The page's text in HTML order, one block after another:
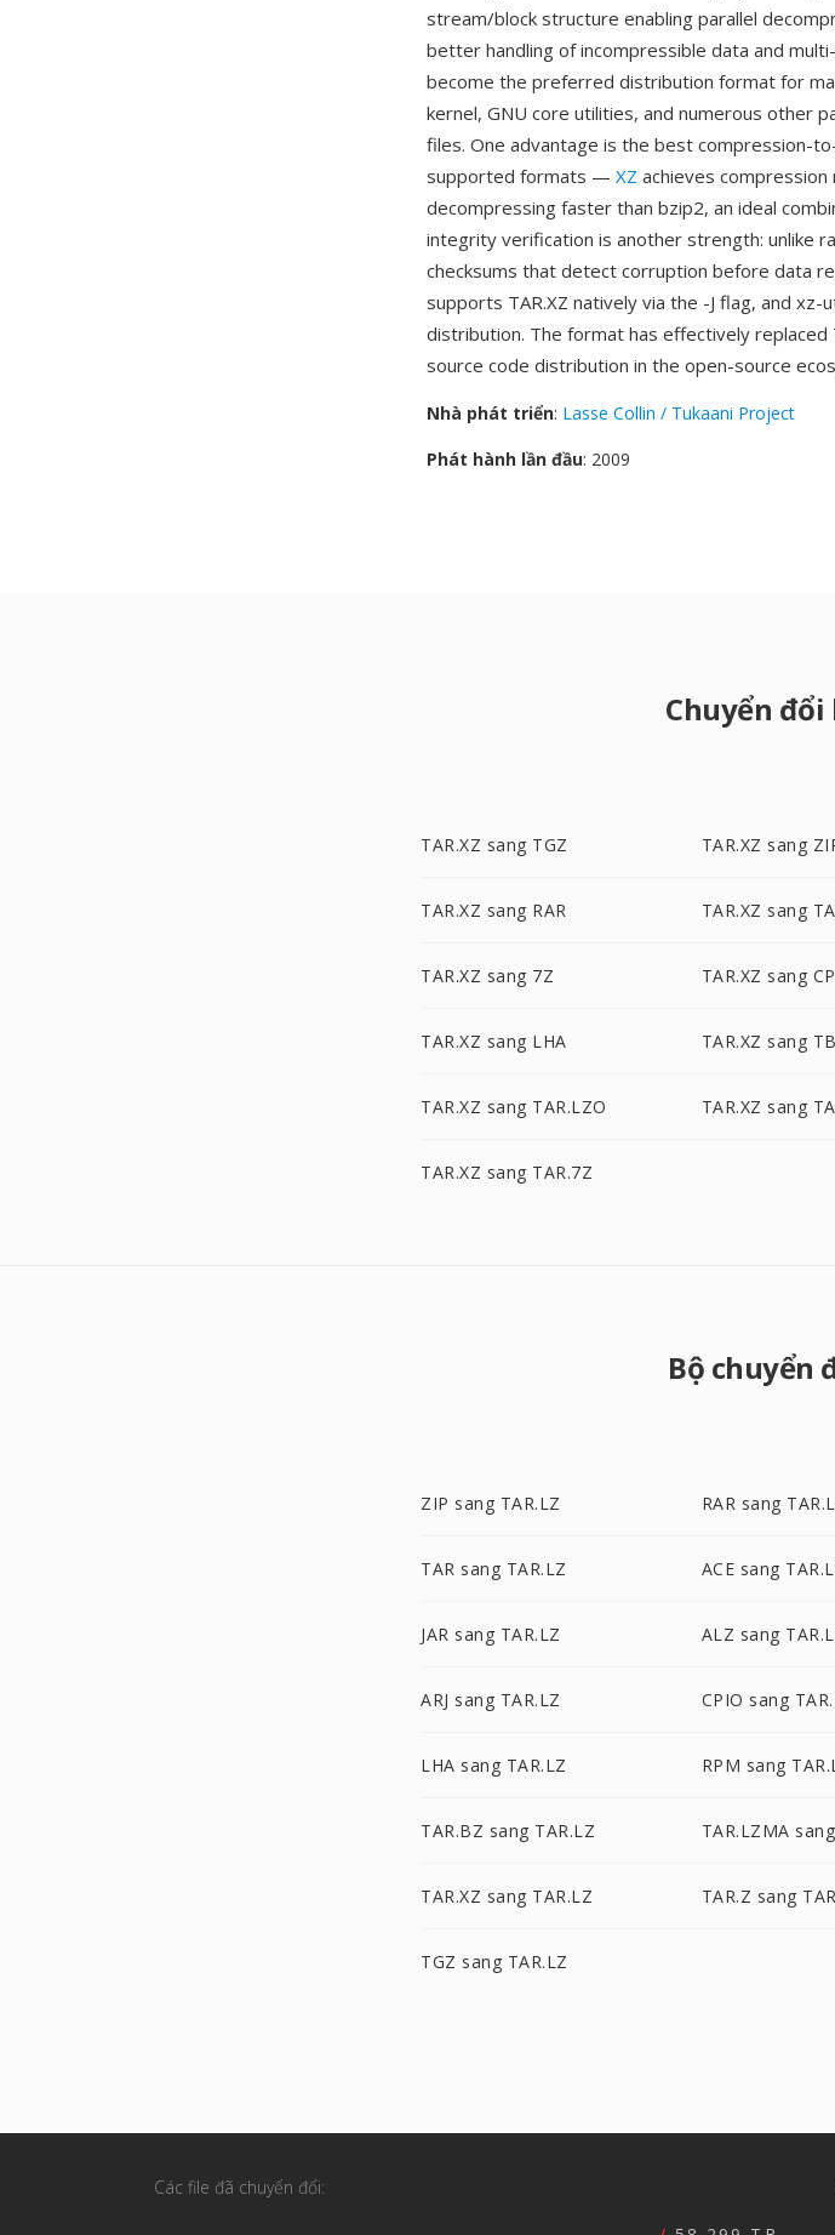
stream/block structure enabling parallel
better handling of incompressible data and
become the preferred distribution format for
kernel, GNU core utilities, and numerous other
files. One advantage is the best compression-
supported formats — XZ achieves
decompressing faster than bzip2, an ideal
integrity verification is another strength: unlike
checksums that detect corruption before data
supports TAR.XZ natively via the -J flag, and
distribution. The format has effectively replaced
source code distribution in the open-source
Nhà phát triển: Lasse Collin / Tukaani Project
Phát hành lần đầu: 2009
Chuyển
TAR.XZ sang TGZ TAR.XZ sang
TAR.XZ sang RAR TAR.XZ sang
TAR.XZ sang 7Z TAR.XZ sang
TAR.XZ sang LHA TAR.XZ sang
TAR.XZ sang TAR.LZO TAR.XZ sang
TAR.XZ sang TAR.7Z
Bộ chuyển
ZIP sang TAR.LZ RAR sang
TAR sang TAR.LZ ACE sang
JAR sang TAR.LZ ALZ sang
ARJ sang TAR.LZ CPIO sang
LHA sang TAR.LZ RPM sang
TAR.BZ sang TAR.LZ TAR.LZMA
TAR.XZ sang TAR.LZ TAR.Z sang
TGZ sang TAR.LZ
Các file đã chuyển đổi: